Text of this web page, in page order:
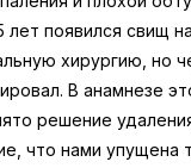
появился свищ
хирургию, но
В анамнезе
решение
что нами упущена